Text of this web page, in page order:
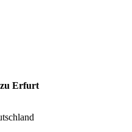
zu Erfurt